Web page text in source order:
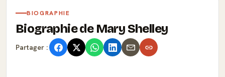
BIOGRAPHIE
Biographie de Mary Shelley
Partager :